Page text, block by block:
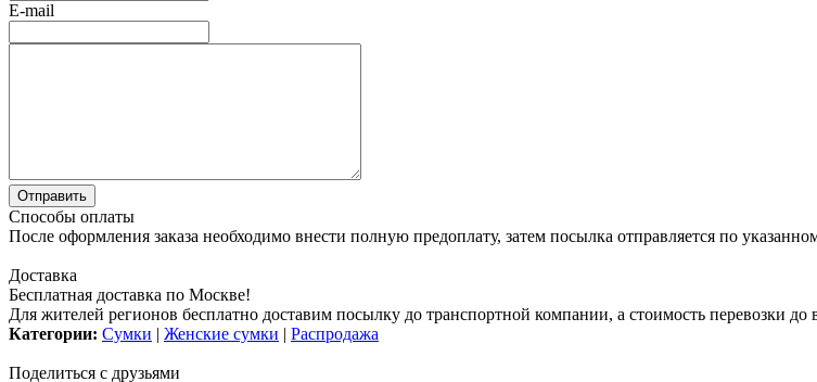
E-mail
Способы оплаты
После оформления заказа необходимо внести полную предоплату, затем посылка отправляется по
Доставка
Бесплатная доставка по Москве!
Для жителей регионов бесплатно доставим посылку до транспортной компании, а стоимость перевозки
Категории: Сумки | Женские сумки | Распродажа
Поделиться с друзьями